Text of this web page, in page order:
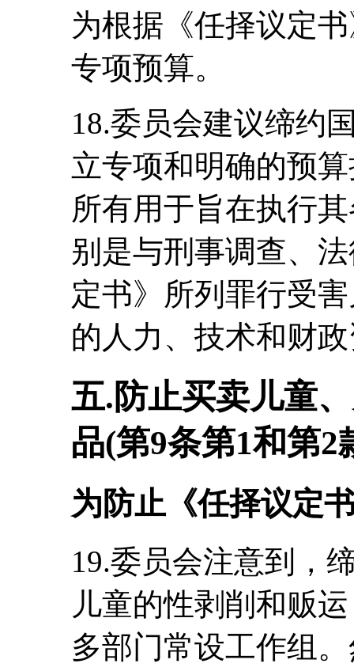
为根据《任择议定
专项预算。
18.委员会建议缔约
立专项和明确的预
所有用于旨在执行
别是与刑事调查、
定书》所列罪行受
的人力、技术和财
五.防止买卖儿童
品(第9条第1和第2
为防止《任择议定
19.委员会注意到，
儿童的性剥削和贩
多部门常设工作组